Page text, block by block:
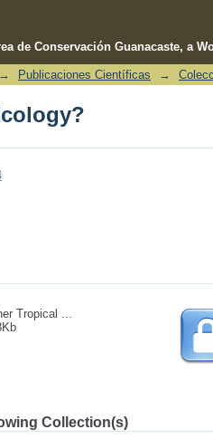
de Conservación Guanacaste, a
→ Publicaciones Científicas →
Tropical ...
Collection(s)